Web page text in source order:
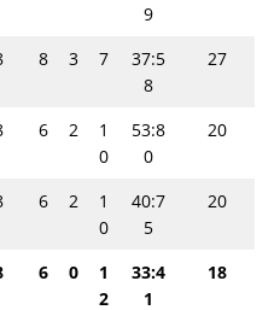
9
8 3 7
37:5
8
27
6 2
1
0
53:8
0
20
6 2
1
0
40:7
5
20
6 0
1
2
33:4
1
18